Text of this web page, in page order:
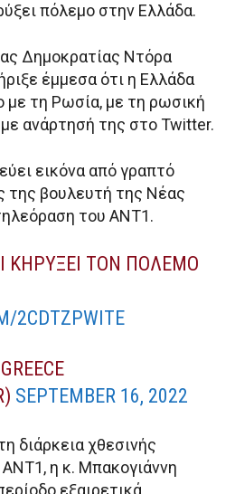
πόλεμο στην Ελλάδα.
Δημοκρατίας Ντόρα
έμμεσα ότι η Ελλάδα
με τη Ρωσία, με τη ρωσική
ανάρτησή της στο Twitter.
εικόνα από γραπτό
βουλευτή της Νέας
του ΑΝΤ1.
ΚΗΡΎΞΕΙ ΤΟΝ ΠΌΛΕΜΟ
2CDTZPWITE
SEPTEMBER 16, 2022
διάρκεια χθεσινής
η κ. Μπακογιάννη